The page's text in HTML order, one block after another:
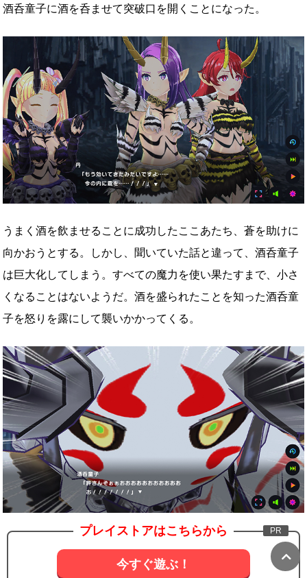
酒呑童子に酒を呑ませて突破口を開くことになった。
うまく酒を飲ませることに成功したここあたち、蒼を助けに
向かおうとする。しかし、聞いていた話と違って、酒呑童子
は巨大化してしまう。すべての魔力を使い果たすまで、小さ
くなることはないようだ。酒を盛られたことを知った酒呑童
子を怒りを露にして襲いかかってくる。
プレイストアはこちらから
今すぐ遊ぶ！